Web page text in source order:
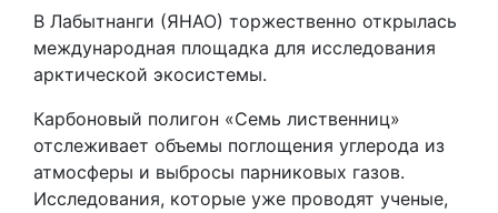
В Лабытнанги (ЯНАО) торжественно открылась
международная площадка для исследования
арктической экосистемы.
Карбоновый полигон «Семь лиственниц»
отслеживает объемы поглощения углерода из
атмосферы и выбросы парниковых газов.
Исследования, которые уже проводят ученые,